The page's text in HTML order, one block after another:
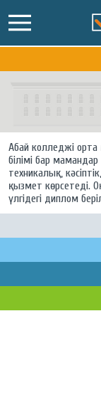
Абай колледжі орта
білімі бар
техникалық,
қызмет көрсетеді.
үлгідегі диплом